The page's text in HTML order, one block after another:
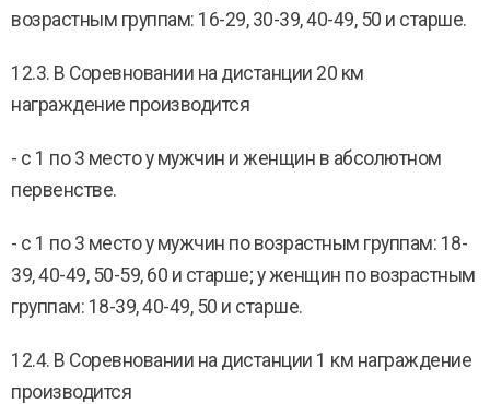
возрастным группам: 16-29, 30-39, 40-49, 50 и старше.
12.3. В Соревновании на дистанции 20 км
награждение производится
- с 1 по 3 место у мужчин и женщин в абсолютном
первенстве.
- с 1 по 3 место у мужчин по возрастным группам: 18-
39, 40-49, 50-59, 60 и старше; у женщин по возрастным
группам: 18-39, 40-49, 50 и старше.
12.4. В Соревновании на дистанции 1 км награждение
производится